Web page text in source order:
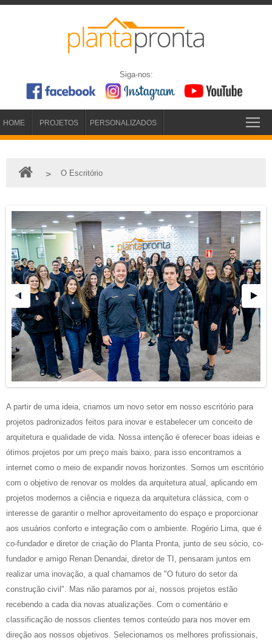
Siga-nos:
HOME PROJETOS PERSONALIZADOS
> O Escritório
A partir de uma ideia, criamos um novo setor em nosso escritório para
projetos padronizados feitos para inovar e estabelecer um conceito de
arquitetura e qualidade de vida. Nossa intenção é oferecer boas ideias e
ótimos projetos por um preço mais baixo, para isso encontramos a
internet como o meio de expandir novos horizontes. Somos um escritório
com o objetivo de renovar os moldes da arquitetura atual, aplicando em
projetos modernos a ciência e riqueza da arquitetura clássica, com o
interesse de garantir o melhor aproveitamento do espaço e proporcionar
aos usuários conforto e integração com o ambiente. Rogério Lima, que é
co-fundador e diretor de criação do Planta Pronta, junto de seu sócio, co-
fundador e amigo Renan Denandai, diretor de TI, pensaram juntos em
realizar uma inovação, a qual chamamos de "O futuro do setor da
construção civil". Mas não paramos por aí, nossos projetos estão
recebendo a cada dia novas atualizações. Com o comentário e
classificação de nossos clientes temos conteúdo para nos mover em
direção aos nossos objetivos. Selecionamos os melhores profissionais,